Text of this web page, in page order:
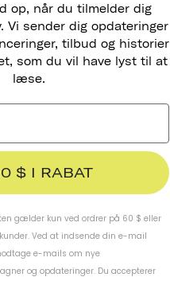
I bought the smallest
op, når du tilmelder dig
Vi sender dig opdateringer
tilbud og historier
som du vil have lyst til at
læse.
$ I RABAT
gælder kun ved ordrer på 60 $ eller
Ved at indsende din e-mail
e-mails om nye
og opdateringer. Du accepterer